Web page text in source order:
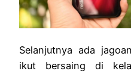
Selanjutnya ada
ikut bersaing di